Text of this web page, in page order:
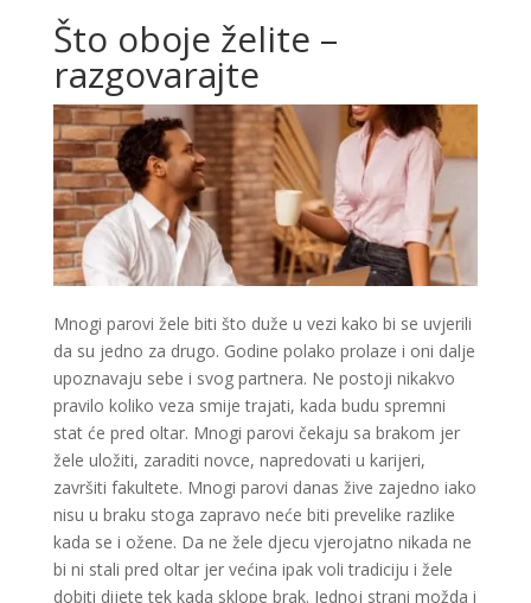
Što oboje želite –
razgovarajte
Mnogi parovi žele biti što duže u vezi kako bi se uvjerili
da su jedno za drugo. Godine polako prolaze i oni dalje
upoznavaju sebe i svog partnera. Ne postoji nikakvo
pravilo koliko veza smije trajati, kada budu spremni
stat će pred oltar. Mnogi parovi čekaju sa brakom jer
žele uložiti, zaraditi novce, napredovati u karijeri,
završiti fakultete. Mnogi parovi danas žive zajedno iako
nisu u braku stoga zapravo neće biti prevelike razlike
kada se i ožene. Da ne žele djecu vjerojatno nikada ne
bi ni stali pred oltar jer većina ipak voli tradiciju i žele
dobiti dijete tek kada sklope brak. Jednoj strani možda i
KRISTINA/ Kod 160
Tarot savjetnik je slobodan
TEHNIKE:asrologija; numerologija, tarot
Broj tel: 064/600-600
tel:0,93€ - mob:1,12€ min
DINA
/ Kod 38